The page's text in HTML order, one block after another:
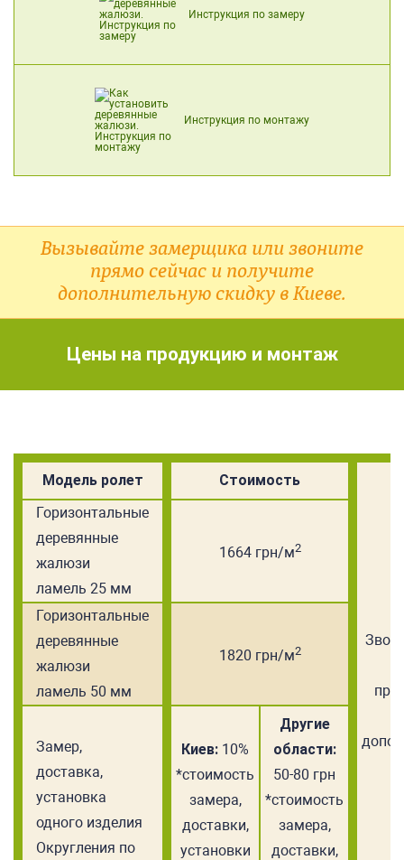
Инструкция по замеру
Инструкция по монтажу
Вызывайте замерщика или звоните
прямо сейчас и получите
дополнительную скидку в Киеве.
Цены на продукцию и монтаж
Модель ролет Стоимость
Горизонтальные
деревянные
жалюзи
ламель 25 мм
1664 грн/м2
Горизонтальные
деревянные
жалюзи
ламель 50 мм
1820 грн/м2
Замер,
доставка,
установка
одного изделия
Округления по
Киев: 10%
*стоимость
замера,
доставки,
установки
Другие
области:
50-80 грн
*стоимость
замера,
доставки,